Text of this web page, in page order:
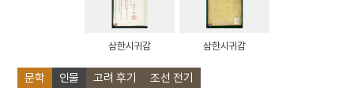
문학 인물 고려 후기 조선 전기
삼한시귀감 삼한시귀감